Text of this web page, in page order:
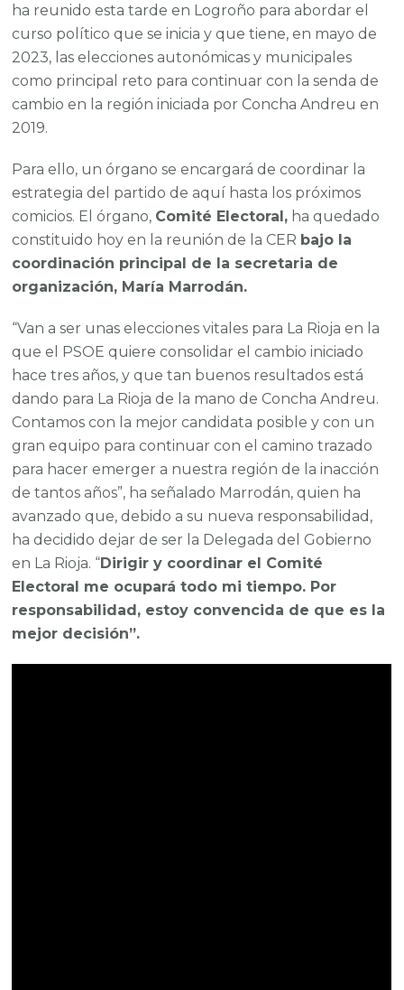
ha reunido esta tarde en Logroño para abordar el
curso político que se inicia y que tiene, en mayo de
2023, las elecciones autonómicas y municipales
como principal reto para continuar con la senda de
cambio en la región iniciada por Concha Andreu en
2019.
Para ello, un órgano se encargará de coordinar la
estrategia del partido de aquí hasta los próximos
comicios. El órgano, Comité Electoral, ha quedado
constituido hoy en la reunión de la CER bajo la
coordinación principal de la secretaria de
organización, María Marrodán.
“Van a ser unas elecciones vitales para La Rioja en la
que el PSOE quiere consolidar el cambio iniciado
hace tres años, y que tan buenos resultados está
dando para La Rioja de la mano de Concha Andreu.
Contamos con la mejor candidata posible y con un
gran equipo para continuar con el camino trazado
para hacer emerger a nuestra región de la inacción
de tantos años”, ha señalado Marrodán, quien ha
avanzado que, debido a su nueva responsabilidad,
ha decidido dejar de ser la Delegada del Gobierno
en La Rioja. “Dirigir y coordinar el Comité
Electoral me ocupará todo mi tiempo. Por
responsabilidad, estoy convencida de que es la
mejor decisión”.